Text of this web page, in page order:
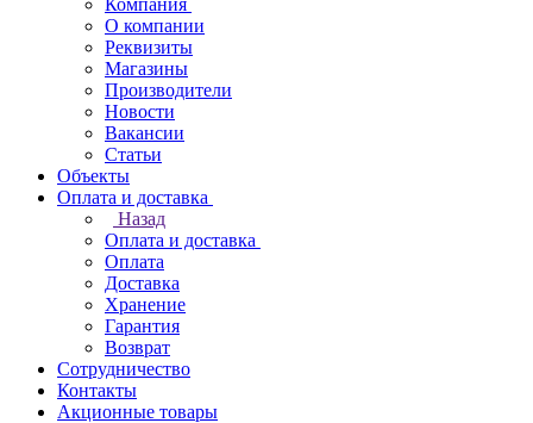
Компания
О компании
Реквизиты
Магазины
Производители
Новости
Вакансии
Статьи
Объекты
Оплата и доставка
Назад
Оплата и доставка
Оплата
Доставка
Хранение
Гарантия
Возврат
Сотрудничество
Контакты
Акционные товары